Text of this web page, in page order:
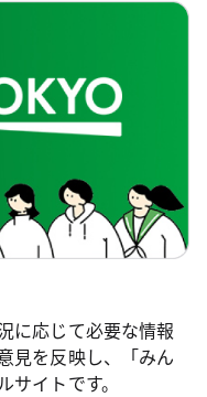
に応じて必要な情報
見を反映し、「みん
イトです。